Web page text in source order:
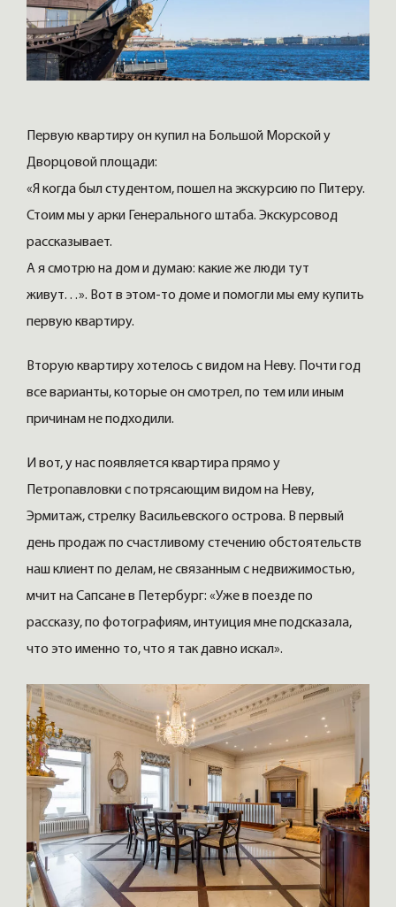
Первую квартиру он купил на Большой Морской у
Дворцовой площади:
«Я когда был студентом, пошел на экскурсию по Питеру.
Стоим мы у арки Генерального штаба. Экскурсовод
рассказывает.
А я смотрю на дом и думаю: какие же люди тут
живут…». Вот в этом-то доме и помогли мы ему купить
первую квартиру.
Вторую квартиру хотелось с видом на Неву. Почти год
все варианты, которые он смотрел, по тем или иным
причинам не подходили.
И вот, у нас появляется квартира прямо у
Петропавловки с потрясающим видом на Неву,
Эрмитаж, стрелку Васильевского острова. В первый
день продаж по счастливому стечению обстоятельств
наш клиент по делам, не связанным с недвижимостью,
мчит на Сапсане в Петербург: «Уже в поезде по
рассказу, по фотографиям, интуиция мне подсказала,
что это именно то, что я так давно искал».